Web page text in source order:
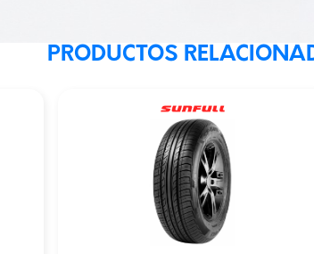
PRODUCTOS